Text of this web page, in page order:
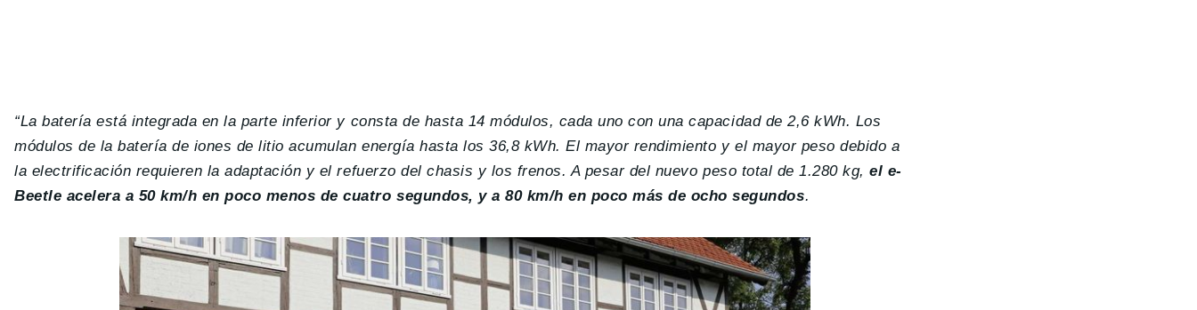
“La batería está integrada en la parte inferior y consta de hasta 14 módulos, cada uno con una capacidad de 2,6 kWh. Los
módulos de la batería de iones de litio acumulan energía hasta los 36,8 kWh. El mayor rendimiento y el mayor peso debido a
la electrificación requieren la adaptación y el refuerzo del chasis y los frenos.A pesar del nuevo peso total de 1.280 kg,el e-
Beetle acelera a 50 km/h en poco menos de cuatro segundos, y a 80 km/h en poco más de ocho segundos.